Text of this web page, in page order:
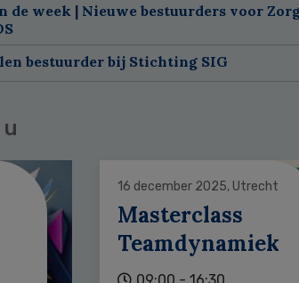
de week | Nieuwe bestuurders voor
bestuurder bij Stichting SIG
16 december 2025, Utrecht
Masterclass
Teamdynamiek